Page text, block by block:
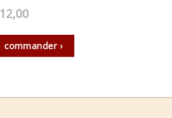
12,00
commander ›